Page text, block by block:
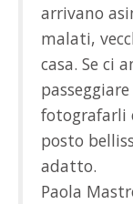
arrivano
malati,
casa. Se ci
fotografarli
posto
adatto.
Paola